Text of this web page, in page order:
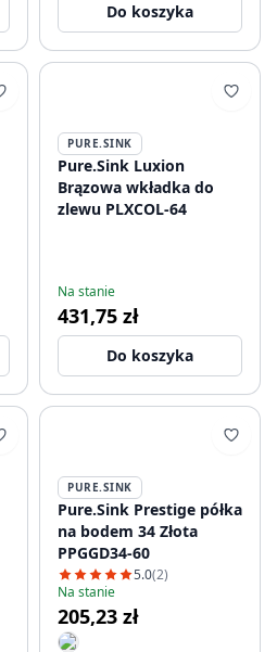
Do koszyka
PURE.SINK
Pure.Sink Luxion
Brązowa wkładka do
zlewu PLXCOL-64
Na stanie
431,75 zł
Do koszyka
PURE.SINK
Pure.Sink Prestige półka
na bodem 34 Złota
PPGGD34-60
5.0(2)
Na stanie
205,23 zł